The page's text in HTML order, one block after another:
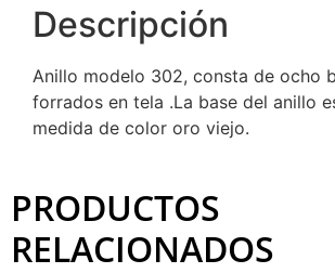
Descripción
Anillo modelo 302, consta de ocho
forrados en tela .La base del anillo
medida de color oro viejo.
PRODUCTOS
RELACIONADOS